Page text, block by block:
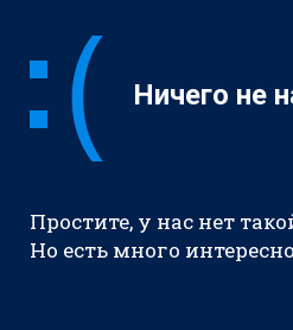
Ничего не
Простите, у нас нет
Но есть много